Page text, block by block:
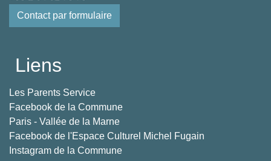
Contact par formulaire
Liens
Les Parents Service
Facebook de la Commune
Paris - Vallée de la Marne
Facebook de l'Espace Culturel Michel Fugain
Instagram de la Commune